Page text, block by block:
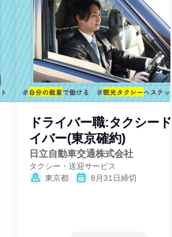
ドライバー職:タクシー
イバー(東京確約)
日立自動車交通株式会社
タクシー・送迎サービス
東京都
8月31日締切